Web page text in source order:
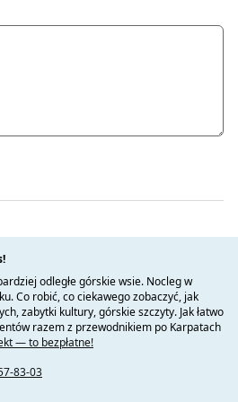
odległe górskie wsie. Nocleg w
Co robić, co ciekawego zobaczyć, jak
zabytki kultury, górskie szczyty. Jak łatwo
razem z przewodnikiem po Karpatach
— to bezpłatne!
83-03